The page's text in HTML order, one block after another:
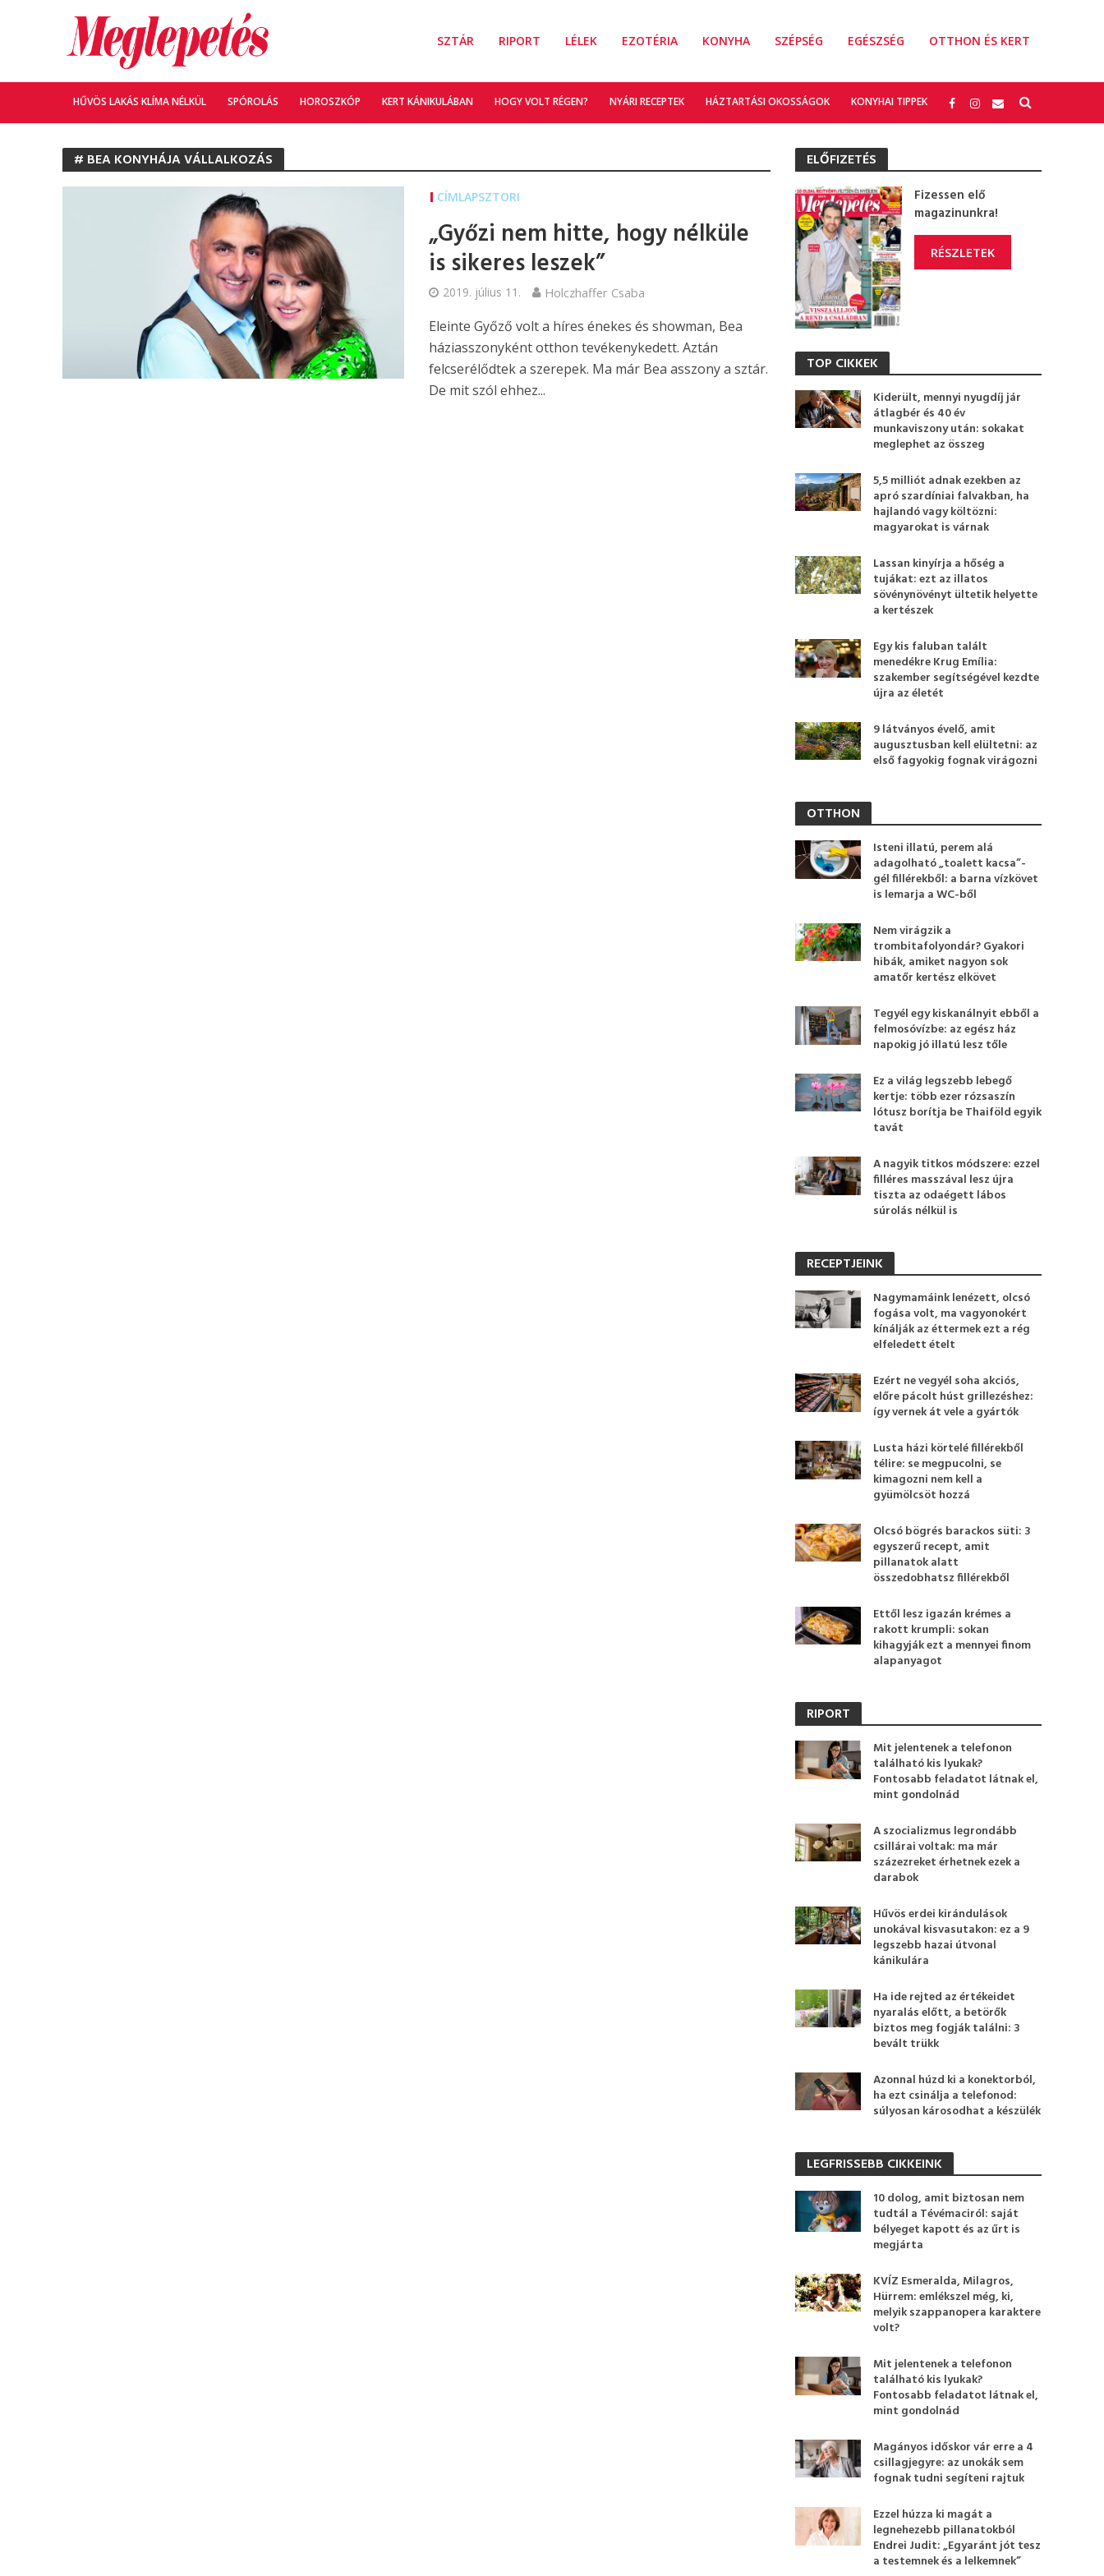
SZTÁR RIPORT LÉLEK EZOTÉRIA KONYHA SZÉPSÉG EGÉSZSÉG OTTHON ÉS KERT
HŰVÖS LAKÁS KLÍMA NÉLKÜL SPÓROLÁS HOROSZKÓP KERT KÁNIKULÁBAN HOGY VOLT RÉGEN? NYÁRI RECEPTEK HÁZTARTÁSI OKOSSÁGOK KONYHAI TIPPEK
# BEA KONYHÁJA VÁLLALKOZÁS
CÍMLAPSZTORI
„Győzi nem hitte, hogy nélküle
is sikeres leszek”
2019. július 11. Holczhaffer Csaba
Eleinte Győző volt a híres énekes és showman, Bea
háziasszonyként otthon tevékenykedett. Aztán
felcserélődtek a szerepek. Ma már Bea asszony a sztár.
De mit szól ehhez...
ELŐFIZETÉS
Fizessen elő
magazinunkra!
RÉSZLETEK
TOP CIKKEK
Kiderült, mennyi nyugdíj jár
átlagbér és 40 év
munkaviszony után: sokakat
meglephet az összeg
5,5 milliót adnak ezekben az
apró szardíniai falvakban, ha
hajlandó vagy költözni:
magyarokat is várnak
Lassan kinyírja a hőség a
tujákat: ezt az illatos
sövénynövényt ültetik helyette
a kertészek
Egy kis faluban talált
menedékre Krug Emília:
szakember segítségével kezdte
újra az életét
9 látványos évelő, amit
augusztusban kell elültetni: az
első fagyokig fognak virágozni
OTTHON
Isteni illatú, perem alá
adagolható „toalett kacsa”-
gél fillérekből: a barna vízkövet
is lemarja a WC-ből
Nem virágzik a
trombitafolyondár? Gyakori
hibák, amiket nagyon sok
amatőr kertész elkövet
Tegyél egy kiskanálnyit ebből a
felmosóvízbe: az egész ház
napokig jó illatú lesz tőle
Ez a világ legszebb lebegő
kertje: több ezer rózsaszín
lótusz borítja be Thaiföld egyik
tavát
A nagyik titkos módszere: ezzel
filléres masszával lesz újra
tiszta az odaégett lábos
súrolás nélkül is
RECEPTJEINK
Nagymamáink lenézett, olcsó
fogása volt, ma vagyonokért
kínálják az éttermek ezt a rég
elfeledett ételt
Ezért ne vegyél soha akciós,
előre pácolt húst grillezéshez:
így vernek át vele a gyártók
Lusta házi körtelé fillérekből
télire: se megpucolni, se
kimagozni nem kell a
gyümölcsöt hozzá
Olcsó bögrés barackos süti: 3
egyszerű recept, amit
pillanatok alatt
összedobhatsz fillérekből
Ettől lesz igazán krémes a
rakott krumpli: sokan
kihagyják ezt a mennyei finom
alapanyagot
RIPORT
Mit jelentenek a telefonon
található kis lyukak?
Fontosabb feladatot látnak el,
mint gondolnád
A szocializmus legrondább
csillárai voltak: ma már
százezreket érhetnek ezek a
darabok
Hűvös erdei kirándulások
unokával kisvasutakon: ez a 9
legszebb hazai útvonal
kánikulára
Ha ide rejted az értékeidet
nyaralás előtt, a betörők
biztos meg fogják találni: 3
bevált trükk
Azonnal húzd ki a konektorból,
ha ezt csinálja a telefonod:
súlyosan károsodhat a készülék
LEGFRISSEBB CIKKEINK
10 dolog, amit biztosan nem
tudtál a Tévémaciról: saját
bélyeget kapott és az űrt is
megjárta
KVÍZ Esmeralda, Milagros,
Hürrem: emlékszel még, ki,
melyik szappanopera karaktere
volt?
Mit jelentenek a telefonon
található kis lyukak?
Fontosabb feladatot látnak el,
mint gondolnád
Magányos időskor vár erre a 4
csillagjegyre: az unokák sem
fognak tudni segíteni rajtuk
Ezzel húzza ki magát a
legnehezebb pillanatokból
Endrei Judit: „Egyaránt jót tesz
a testemnek és a lelkemnek”